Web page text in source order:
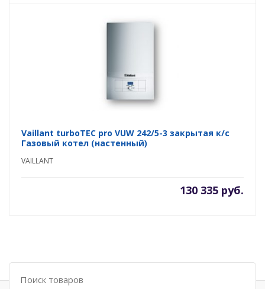
Vaillant turboTEC pro VUW 242/5-3 закрытая к/с
Газовый котел (настенный)
VAILLANT
130 335 руб.
Поиск